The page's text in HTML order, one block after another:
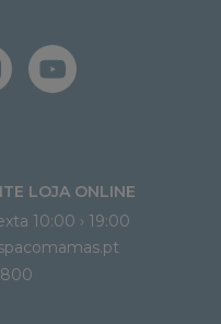
LOJA ONLINE
10:00 › 19:00
800